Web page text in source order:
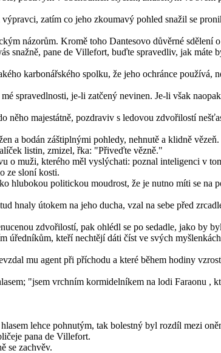
zatím co jeho zkoumavý pohled snažil se
názorům. Kromě toho Dantesovo důvěrné sdělení
snažně, pane de Villefort, buďte spravedliv, jak
karbonářského spolku, že jeho ochránce
spravedlnosti, je-li zatčený nevinen. Je-li však
něho majestátně, pozdraviv s ledovou zdvořilostí
a bodán záštiplnými pohledy, nehnutě a klidně vězeň.
listin, zmizel, řka: "Přiveďte vězně."
muži, kterého měl vyslýchati: poznal inteligenci v
ze sloní kosti.
politickou moudrost, že je nutno míti se na
hnaly útokem na jeho ducha, vzal na sebe před
zdvořilostí, pak ohlédl se po sedadle, jako by
úředníkům, kteří nechtějí dáti číst ve svých
mu agent při příchodu a které během hodiny
"jsem vrchním kormidelníkem na lodi Faraonu ,
lehce pohnutým, tak bolestný byl rozdíl mezi
pana de Villefort.
se zachvěv.